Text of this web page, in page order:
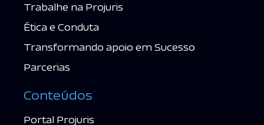
Trabalhe na Projuris
Ética e Conduta
Transformando apoio em Sucesso
Parcerias
Conteúdos
Portal Projuris